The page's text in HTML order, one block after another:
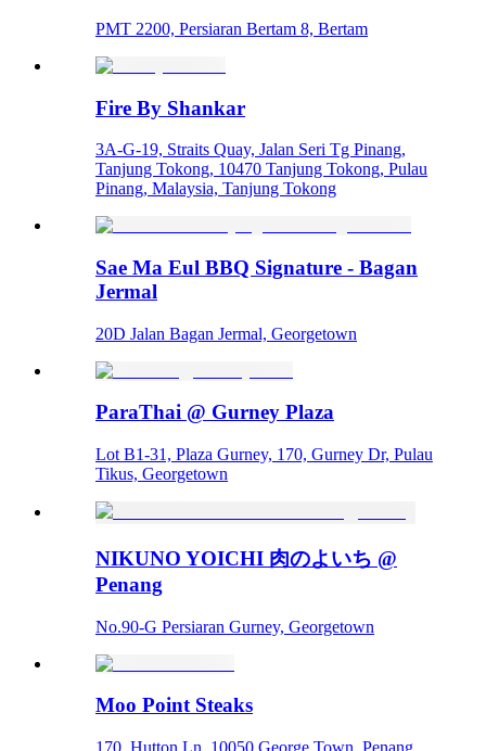
PMT 2200, Persiaran Bertam 8, Bertam
Fire By Shankar
3A-G-19, Straits Quay, Jalan Seri Tg Pinang,
Tanjung Tokong, 10470 Tanjung Tokong, Pulau
Pinang, Malaysia, Tanjung Tokong
Sae Ma Eul BBQ Signature - Bagan
Jermal
20D Jalan Bagan Jermal, Georgetown
ParaThai @ Gurney Plaza
Lot B1-31, Plaza Gurney, 170, Gurney Dr, Pulau
Tikus, Georgetown
NIKUNO YOICHI 肉のよいち @
Penang
No.90-G Persiaran Gurney, Georgetown
Moo Point Steaks
170, Hutton Ln, 10050 George Town, Penang,